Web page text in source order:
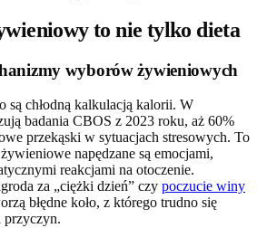
to nie tylko dieta
wyborów żywieniowych
są chłodną kalkulacją kalorii. W
badania CBOS z 2023 roku, aż 60%
przekąski w sytuacjach stresowych. To
napędzane są emocjami,
reakcjami na otoczenie.
za „ciężki dzień” czy poczucie winy
błędne koło, z którego trudno się
przyczyn.